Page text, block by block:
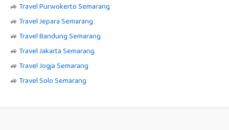
🚙 Travel Purwokerto Semarang
🚙 Travel Jepara Semarang
🚙 Travel Bandung Semarang
🚙 Travel Jakarta Semarang
🚙 Travel Jogja Semarang
🚙 Travel Solo Semarang